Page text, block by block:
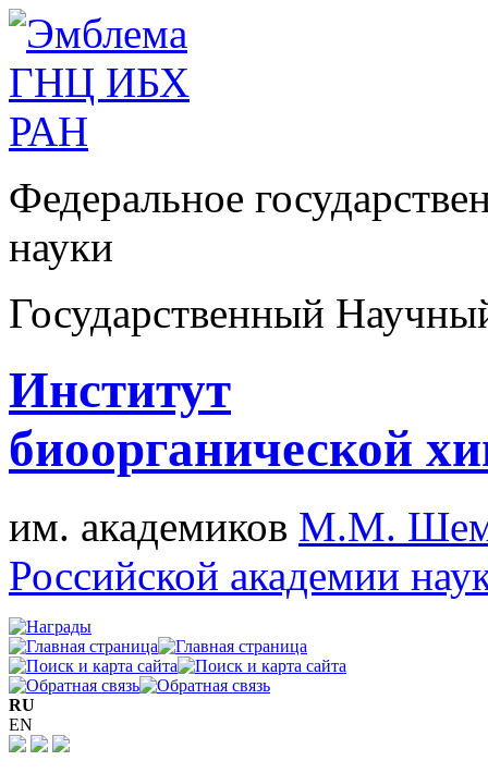
Федеральное
науки
Государственный
Институт
биоорганической
им. академиков М.М.
Российской академии
RU
EN